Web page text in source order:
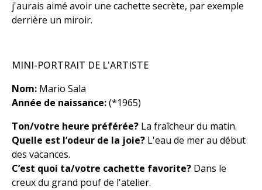
j'aurais aimé avoir une cachette secrète, par exemple
derrière un miroir.
MINI-PORTRAIT DE L'ARTISTE
Nom: Mario Sala
Année de naissance:(*1965)
Ton/votre heure préférée? La fraîcheur du matin.
Quelle est l’odeur de la joie? L'eau de mer au début
des vacances.
C’est quoi ta/votre cachette favorite? Dans le
creux du grand pouf de l'atelier.